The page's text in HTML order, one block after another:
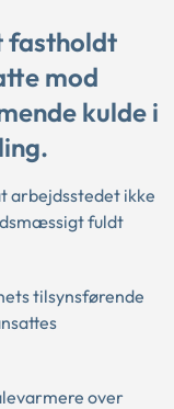
fastholdt
mod
kulde i
arbejdsstedet ikke
fuldt
tilsynsførende
over